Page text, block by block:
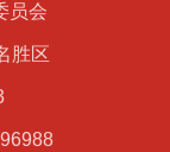
员会
胜区